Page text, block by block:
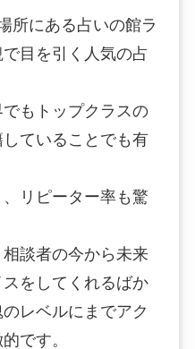
所にある占いの館ラ
目を引く人気の占
もトップクラスの
ていることでも有
リピーター率も驚
談者の今から未来
をしてくれるばか
レベルにまでアク
です。